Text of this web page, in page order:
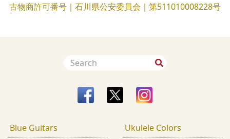
古物商許可番号｜石川県公安委員会｜第511010008228号
Blue Guitars Ukulele Colors